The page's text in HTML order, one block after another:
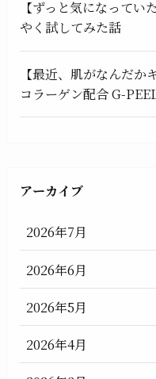
【ずっと気になって
やく試してみた話
【最近、肌がなんだ
コラーゲン配合 G-
アーカイブ
2026年7月
2026年6月
2026年5月
2026年4月